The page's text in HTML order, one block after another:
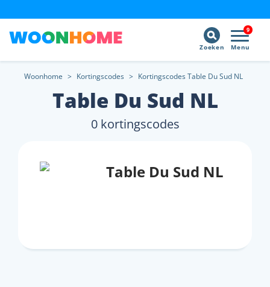
9
Menu
Zoeken
Woonhome > Kortingscodes > Kortingscodes Table Du Sud NL
Table Du Sud NL
0 kortingscodes
Table Du Sud NL